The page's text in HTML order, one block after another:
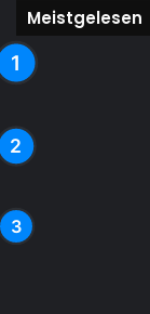
Meistgelesen